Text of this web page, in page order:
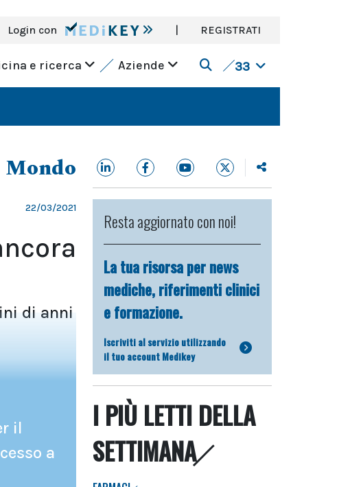
Login con | REGISTRATI
e ricerca Aziende 33
Mondo
22/03/2021
di anni
il
a
Resta aggiornato con noi!
La tua risorsa per news
mediche, riferimenti clinici
e formazione.
Iscriviti al servizio utilizzando
il tuo account Medikey
I PIÙ LETTI DELLA
SETTIMANA